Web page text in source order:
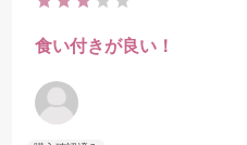
食い付きが良い！